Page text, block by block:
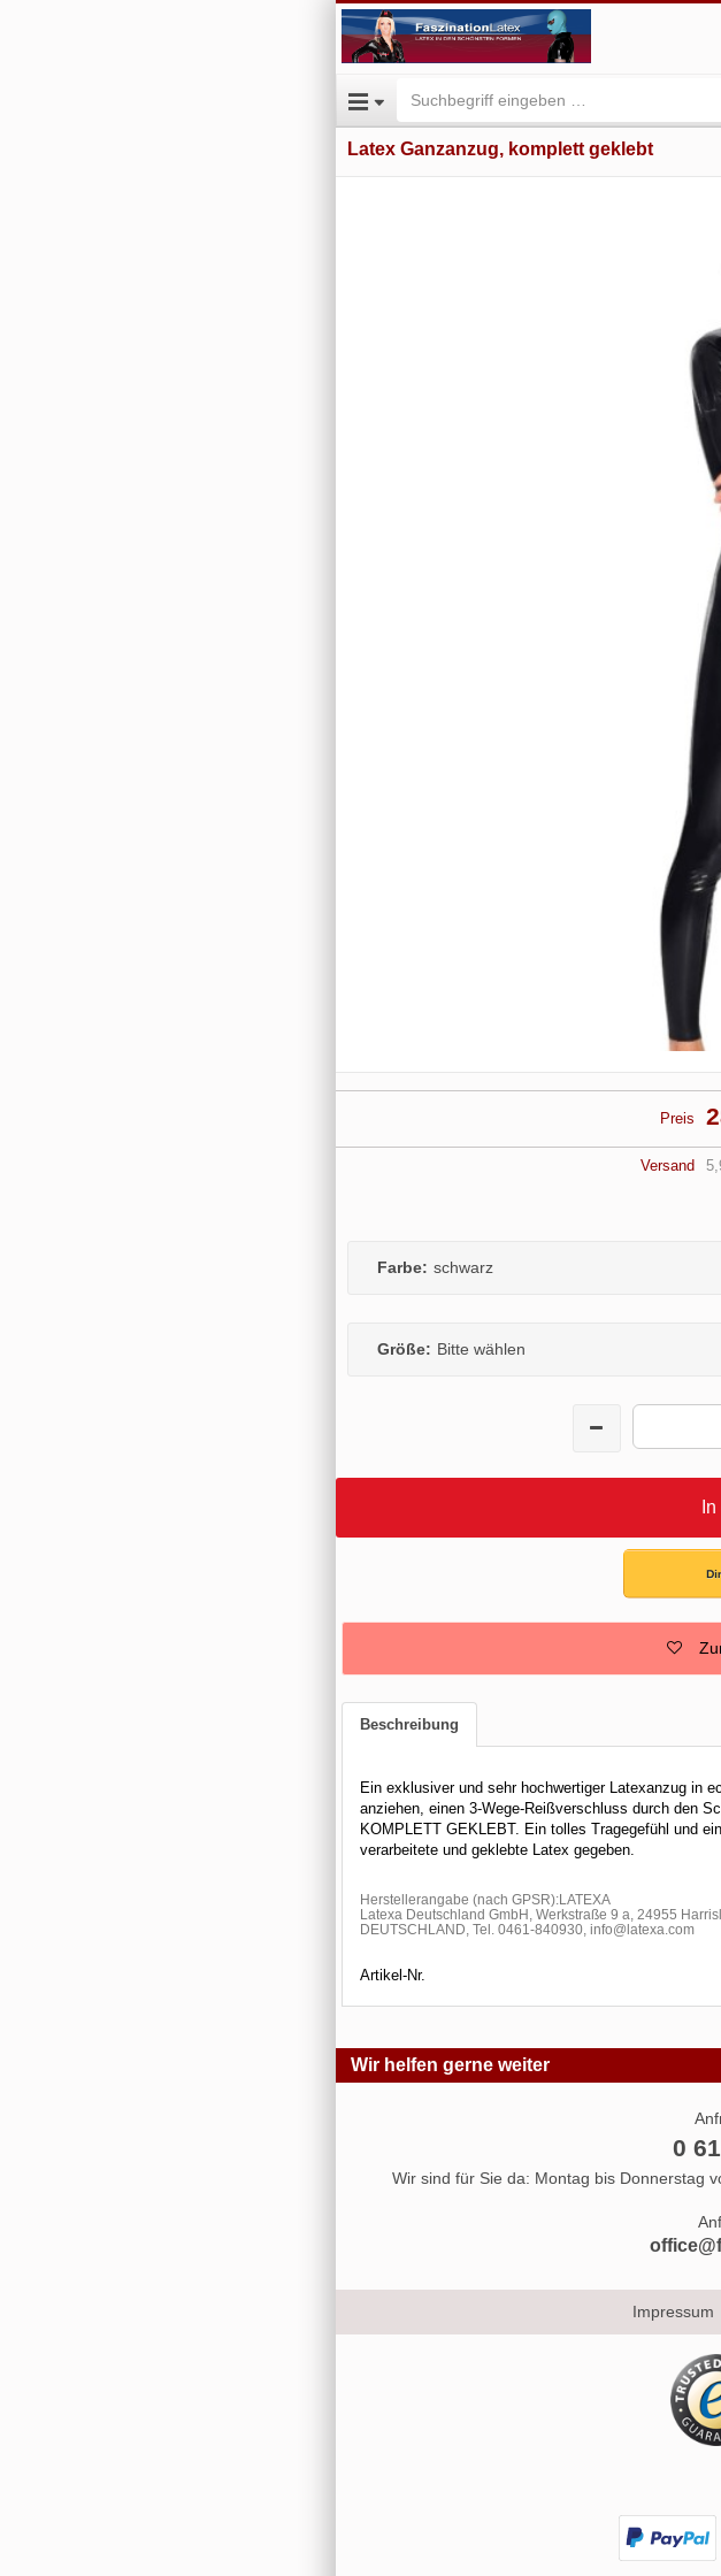
Latex Ganzanzug, komplett geklebt
Preis
Versand
Farbe: schwarz
Größe: Bitte wählen
Beschreibung
Ein exklusiver und sehr hochwertiger Latexanzug in
anziehen, einen 3-Wege-Reißverschluss durch den
KOMPLETT GEKLEBT. Ein tolles Tragegefühl und
verarbeitete und geklebte Latex gegeben.
Herstellerangabe (nach GPSR):LATEXA
Latexa Deutschland GmbH, Werkstraße 9 a, 24955
DEUTSCHLAND, Tel. 0461-840930, info@latexa.com
Artikel-Nr.
Wir helfen gerne weiter
0
Wir sind für Sie da: Montag bis Donnerstag
Impressum